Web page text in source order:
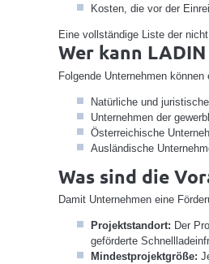
Kosten, die vor der
Eine vollständige Liste der
Wer kann
Folgende Unternehmen
Natürliche und
Unternehmen der
Österreichische
Ausländische
Was sind die
Damit Unternehmen eine
Projektstandort: Der
geförderte
Mindestprojektgröße: